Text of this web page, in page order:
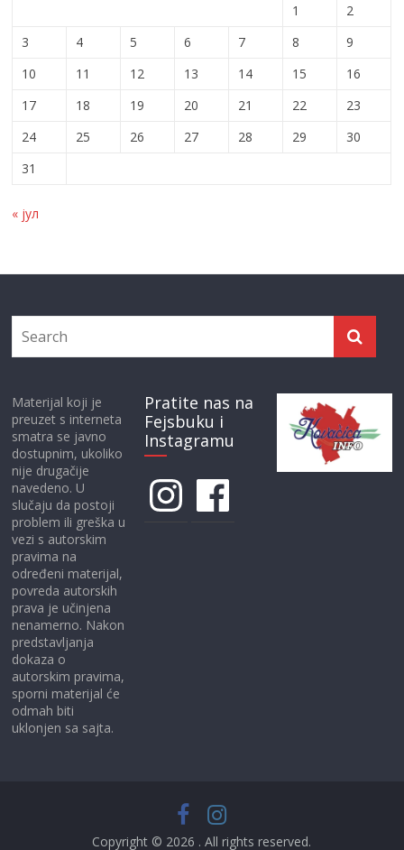
1
2
3
4 5 6 7 8
9
10
11 12 13 14 15
16
17
18 19 20 21 22
23
24
25 26 27 28 29
30
31
« јул
Materijal koji je
preuzet s interneta
smatra se javno
dostupnim, ukoliko
nije drugačije
navedeno. U
slučaju da postoji
problem ili greška u
vezi s autorskim
pravima na
određeni materijal,
povreda autorskih
prava je učinjena
nenamerno. Nakon
predstavljanja
dokaza o
autorskim pravima,
sporni materijal će
odmah biti
uklonjen sa sajta.
Pratite nas na
Fejsbuku i
Instagramu
InstagramFacebook
Copyright © 2026 . All rights reserved.